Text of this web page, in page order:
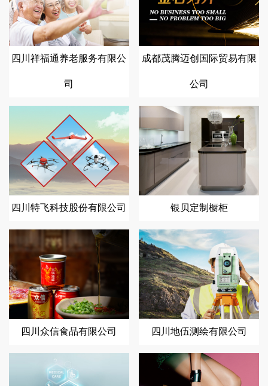
四川祥福通养老服务有限公
司
成都茂腾迈创国际贸易有限
公司
四川特飞科技股份有限公司 银贝定制橱柜
四川众信食品有限公司 四川地伍测绘有限公司